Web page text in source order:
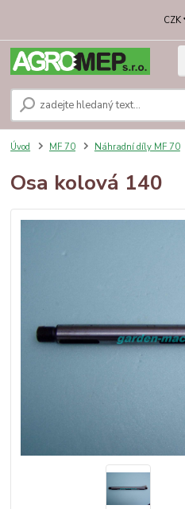
CZK
Úvod MF 70 Náhradní díly MF 70
Osa kolová 140